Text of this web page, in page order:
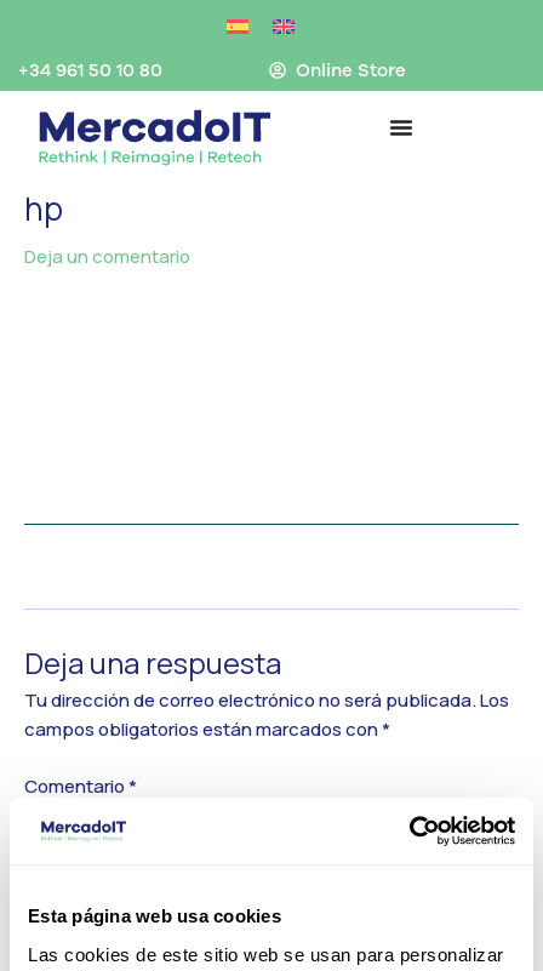
Esta página web usa cookies
Las cookies de este sitio web se usan para personalizar
contenido
+34 961 50 10 80 Online Store
hp
Deja un comentario
Deja una respuesta
Tu dirección de correo electrónico no será publicada.Los
campos obligatorios están marcados con*
Comentario*